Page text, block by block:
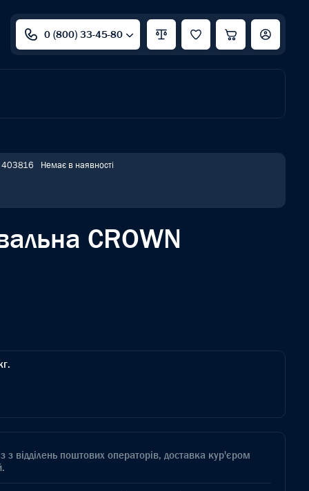
0 (800) 33-45-80
403816 Немає в наявності
CROWN
з відділень поштових операторів, доставка кур'єром